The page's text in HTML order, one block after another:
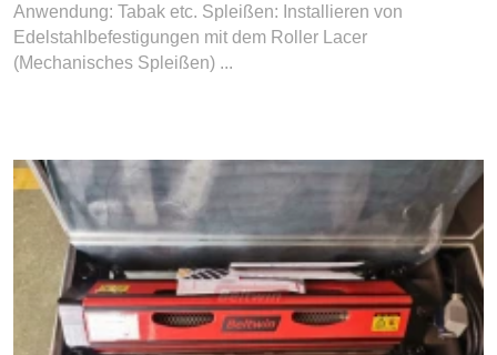
Anwendung: Tabak etc. Spleißen: Installieren von
Edelstahlbefestigungen mit dem Roller Lacer
(Mechanisches Spleißen) ...